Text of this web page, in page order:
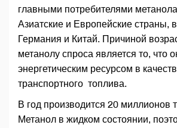
главными потребителями
Азиатские и Европейские страны,
Германия и Китай. Причиной
метанолу спроса является то, что
энергетическим ресурсом в
транспортного топлива.
В год производится 20 миллионов
Метанол в жидком состоянии,